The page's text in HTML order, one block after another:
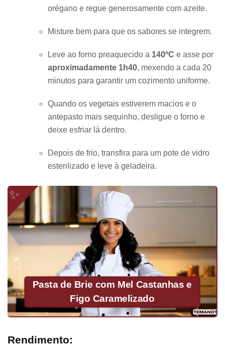
orégano e regue generosamente com azeite.
Misture bem para que os sabores se integrem.
Leve ao forno preaquecido a 140ºC e asse por
aproximadamente 1h40, mexendo a cada 20
minutos para garantir um cozimento uniforme.
Quando os vegetais estiverem macios e o
antepasto mais sequinho, desligue o forno e
deixe esfriar lá dentro.
Depois de frio, transfira para um pote de vidro
esterilizado e leve à geladeira.
Pasta de Brie com Mel Castanhas e
Figo Caramelizado
Rendimento: